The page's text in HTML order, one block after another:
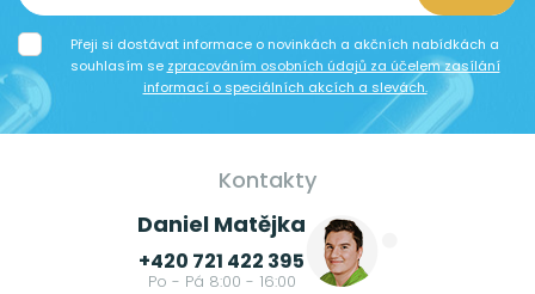
Přeji si dostávat informace o novinkách a akčních nabídkách a
souhlasím se zpracováním osobních údajů za účelem zasílání
informací o speciálních akcích a slevách.
Kontakty
Daniel Matějka
+420 721 422 395
Po - Pá 8:00 - 16:00